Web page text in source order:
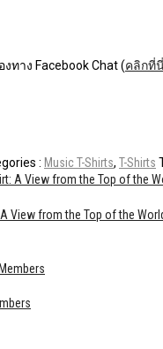
าง Facebook Chat (คลิกที่
: Music T-Shirts, T-Shirts
A View from the Top of the